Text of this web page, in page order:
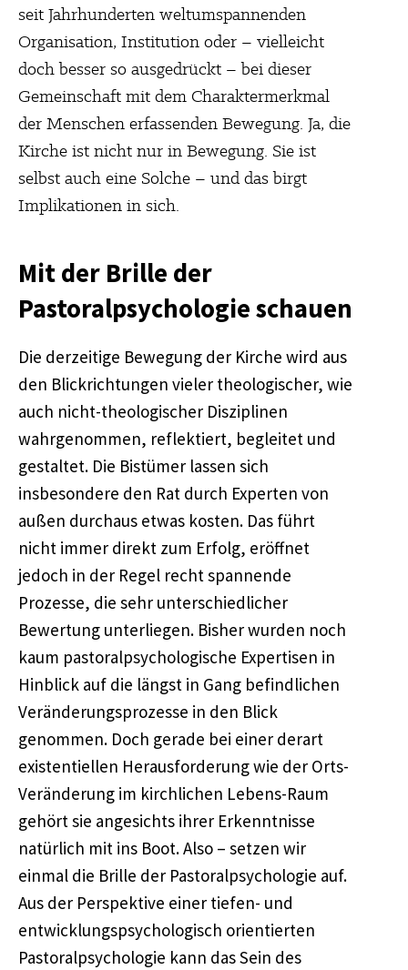
seit Jahrhunderten weltumspannenden
Organisation, Institution oder – vielleicht
doch besser so ausgedrückt – bei dieser
Gemeinschaft mit dem Charaktermerkmal
der Menschen erfassenden Bewegung. Ja, die
Kirche ist nicht nur in Bewegung. Sie ist
selbst auch eine Solche – und das birgt
Implikationen in sich.
Mit der Brille der
Pastoralpsychologie schauen
Die derzeitige Bewegung der Kirche wird aus
den Blickrichtungen vieler theologischer, wie
auch nicht-theologischer Disziplinen
wahrgenommen, reflektiert, begleitet und
gestaltet. Die Bistümer lassen sich
insbesondere den Rat durch Experten von
außen durchaus etwas kosten. Das führt
nicht immer direkt zum Erfolg, eröffnet
jedoch in der Regel recht spannende
Prozesse, die sehr unterschiedlicher
Bewertung unterliegen. Bisher wurden noch
kaum pastoralpsychologische Expertisen in
Hinblick auf die längst in Gang befindlichen
Veränderungsprozesse in den Blick
genommen. Doch gerade bei einer derart
existentiellen Herausforderung wie der Orts-
Veränderung im kirchlichen Lebens-Raum
gehört sie angesichts ihrer Erkenntnisse
natürlich mit ins Boot. Also – setzen wir
einmal die Brille der Pastoralpsychologie auf.
Aus der Perspektive einer tiefen- und
entwicklungspsychologisch orientierten
Pastoralpsychologie kann das Sein des